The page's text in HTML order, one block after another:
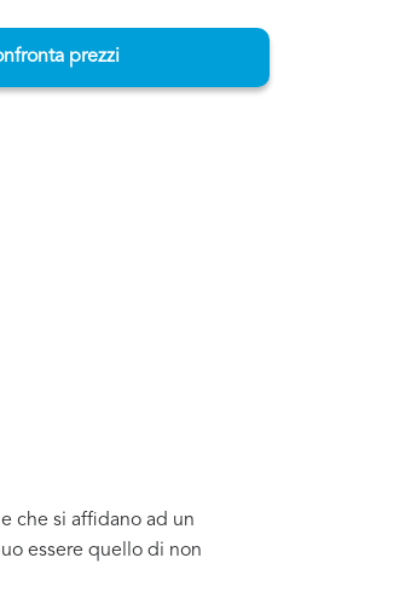
prezzi
che si affidano ad un
essere quello di non